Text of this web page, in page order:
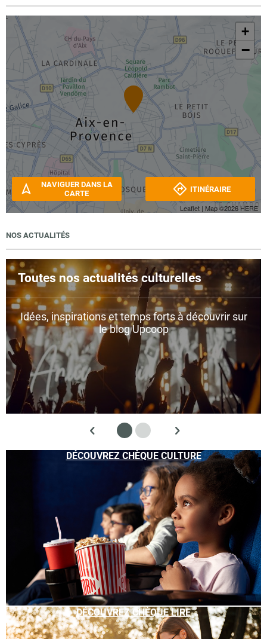
+
−
Leaflet | Map ©2026 HERE
NAVIGUER DANS LA
CARTE
ITINÉRAIRE
NOS ACTUALITÉS
Toutes nos actualités culturelles
Idées, inspirations et temps forts à découvrir sur
le blog Upcoop
DÉCOUVREZ CHÈQUE CULTURE
DÉCOUVREZ CHÈQUE LIRE